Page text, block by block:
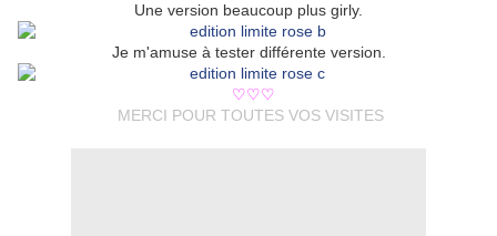
Une version beaucoup plus girly.
Je m'amuse à tester différente version.
♡♡♡
MERCI POUR TOUTES VOS VISITES